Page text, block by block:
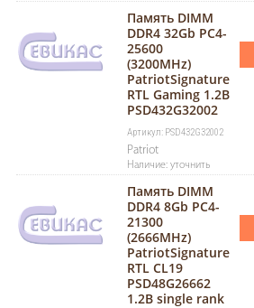
Память DIMM
DDR4 32Gb PC4-
25600
(3200MHz)
PatriotSignature
RTL Gaming 1.2В
PSD432G32002
Артикул: PSD432G32002
Patriot
Наличие: уточнить
Память DIMM
DDR4 8Gb PC4-
21300
(2666MHz)
PatriotSignature
RTL CL19
PSD48G26662
1.2B single rank